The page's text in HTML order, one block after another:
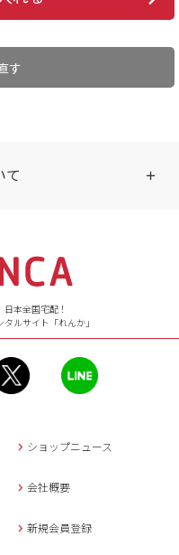
す
て
本全国宅配！
ルサイト「れんか」
ショップニュース
会社概要
新規会員登録